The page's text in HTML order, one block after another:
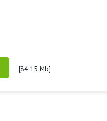
[84.15 Mb]